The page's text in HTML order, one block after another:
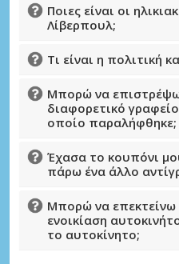
Ποιες είναι οι
Λίβερπουλ;
Τι είναι η πολιτική
Μπορώ να
διαφορετικό
οποίο παραλήφθηκε;
Έχασα το κουπόνι
πάρω ένα άλλο
Μπορώ να επεκτείνω
ενοικίαση
το αυτοκίνητο;